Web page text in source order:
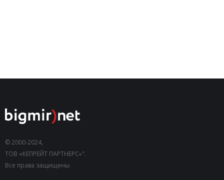
© 2000-2024,
ТОВ «КЕПРЕЙТ ПАРТНЕРС»".
Все права защищены.